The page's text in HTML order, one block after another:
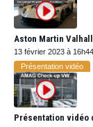
Aston Martin
13 février 2023 à 16h44
Présentation vidéo
Présentation vidéo